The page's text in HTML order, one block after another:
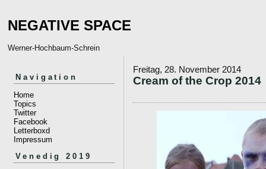
NEGATIVE SPACE
Werner-Hochbaum-Schrein
Navigation
Home
Topics
Twitter
Facebook
Letterboxd
Impressum
Venedig 2019
Freitag, 28. November 2014
Cream of the Crop 2014